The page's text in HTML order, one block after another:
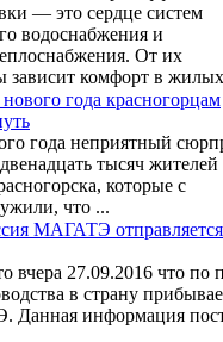
— это сердце систем
водоснабжения и
От их
зависит комфорт в
года красногорцам
года неприятный
тысяч жителей
которые с
что ...
МАГАТЭ
вчера 27.09.2016 что по
в страну
Данная информация